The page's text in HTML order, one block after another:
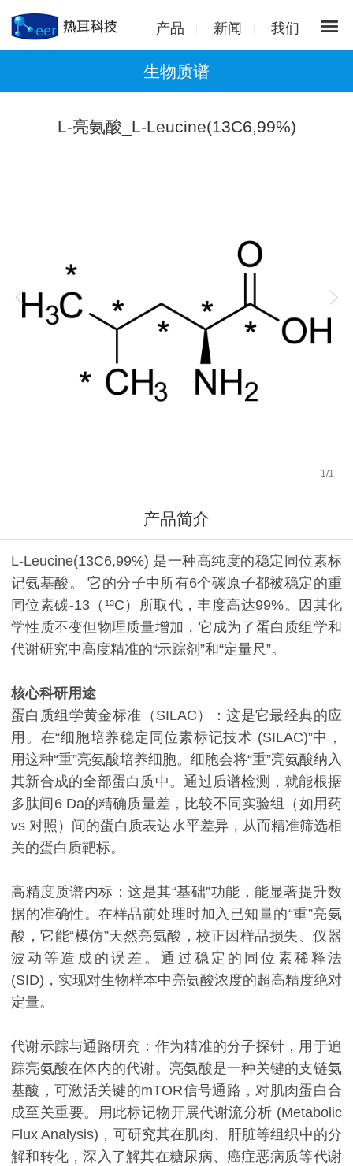
产品 新闻 我们
生物质谱
L-亮氨酸_L-Leucine(13C6,99%)
1 /1
产品简介
L-Leucine(13C6,99%) 是一种高纯度的稳定同位素标
记氨基酸。 它的分子中所有6个碳原子都被稳定的重
同位素碳-13（¹³C）所取代，丰度高达99%。因其化
学性质不变但物理质量增加，它成为了蛋白质组学和
代谢研究中高度精准的“示踪剂”和“定量尺”。
核心科研用途
蛋白质组学黄金标准（SILAC）：这是它最经典的应
用。在“细胞培养稳定同位素标记技术 (SILAC)”中，
用这种“重”亮氨酸培养细胞。细胞会将“重”亮氨酸纳入
其新合成的全部蛋白质中。通过质谱检测，就能根据
多肽间6 Da的精确质量差，比较不同实验组（如用药
vs 对照）间的蛋白质表达水平差异，从而精准筛选相
关的蛋白质靶标。
高精度质谱内标：这是其“基础”功能，能显著提升数
据的准确性。在样品前处理时加入已知量的“重”亮氨
酸，它能“模仿”天然亮氨酸，校正因样品损失、仪器
波动等造成的误差。通过稳定的同位素稀释法
(SID)，实现对生物样本中亮氨酸浓度的超高精度绝对
定量。
代谢示踪与通路研究：作为精准的分子探针，用于追
踪亮氨酸在体内的代谢。亮氨酸是一种关键的支链氨
基酸，可激活关键的mTOR信号通路，对肌肉蛋白合
成至关重要。用此标记物开展代谢流分析 (Metabolic
Flux Analysis)，可研究其在肌肉、肝脏等组织中的分
解和转化，深入了解其在糖尿病、癌症恶病质等代谢